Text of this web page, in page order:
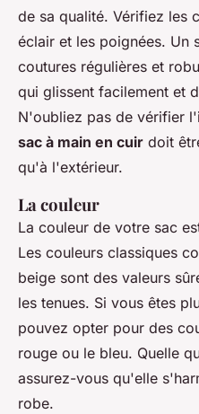
de sa qualité. Vérifiez les
éclair et les poignées. Un
coutures régulières et
qui glissent facilement et
N'oubliez pas de vérifier
sac à main en cuir doit
qu'à l'extérieur.
La couleur
La couleur de votre sac
Les couleurs classiques
beige sont des valeurs
les tenues. Si vous êtes
pouvez opter pour des
rouge ou le bleu. Quelle
assurez-vous qu'elle
robe.